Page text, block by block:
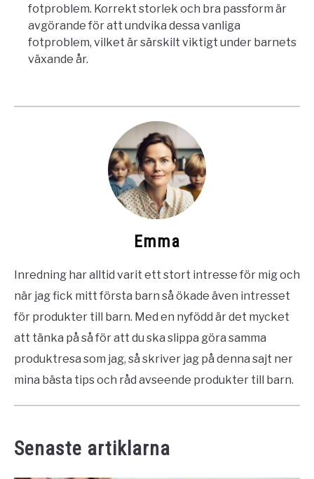
fotproblem. Korrekt storlek och bra passform är
avgörande för att undvika dessa vanliga
fotproblem, vilket är särskilt viktigt under barnets
växande år.
Emma
Inredning har alltid varit ett stort intresse för mig och
när jag fick mitt första barn så ökade även intresset
för produkter till barn. Med en nyfödd är det mycket
att tänka på så för att du ska slippa göra samma
produktresa som jag, så skriver jag på denna sajt ner
mina bästa tips och råd avseende produkter till barn.
Senaste artiklarna